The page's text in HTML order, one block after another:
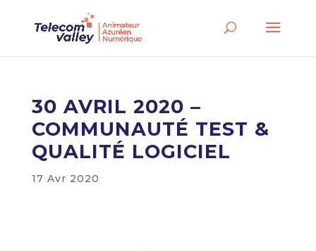
30 AVRIL 2020 –
COMMUNAUTÉ TEST &
QUALITÉ LOGICIEL
17 Avr 2020